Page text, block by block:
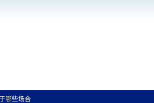
哪些场合